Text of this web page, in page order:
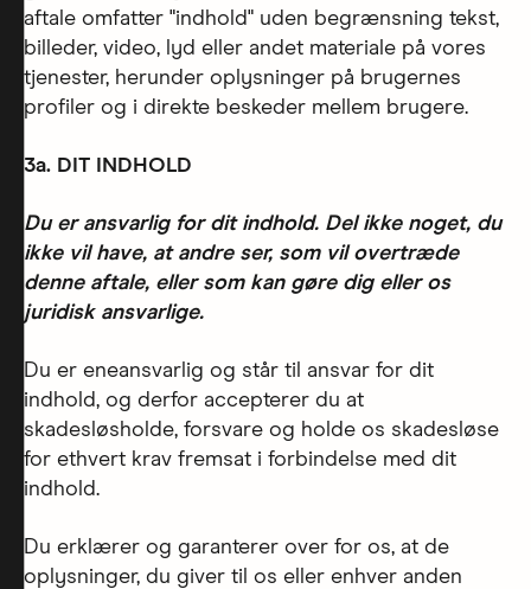
aftale omfatter "indhold" uden begrænsning tekst,
billeder, video, lyd eller andet materiale på vores
tjenester, herunder oplysninger på brugernes
profiler og i direkte beskeder mellem brugere.
3a. DIT INDHOLD
Du er ansvarlig for dit indhold. Del ikke noget, du
ikke vil have, at andre ser, som vil overtræde
denne aftale, eller som kan gøre dig eller os
juridisk ansvarlige.
Du er eneansvarlig og står til ansvar for dit
indhold, og derfor accepterer du at
skadesløsholde, forsvare og holde os skadesløse
for ethvert krav fremsat i forbindelse med dit
indhold.
Du erklærer og garanterer over for os, at de
oplysninger, du giver til os eller enhver anden